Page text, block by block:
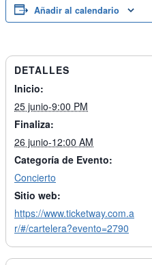
Añadir al calendario
DETALLES
Inicio:
25 junio-9:00 PM
Finaliza:
26 junio-12:00 AM
Categoría de Evento:
Concierto
Sitio web:
https://www.ticketway.com.a
r/#/cartelera?evento=2790